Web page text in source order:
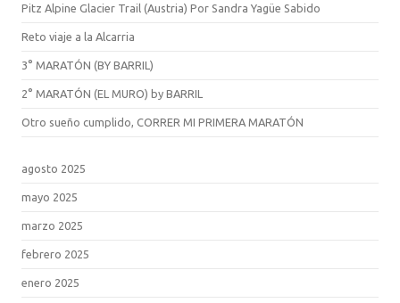
Pitz Alpine Glacier Trail (Austria) Por Sandra Yagüe Sabido
Reto viaje a la Alcarria
3° MARATÓN (BY BARRIL)
2° MARATÓN (EL MURO) by BARRIL
Otro sueño cumplido, CORRER MI PRIMERA MARATÓN
agosto 2025
mayo 2025
marzo 2025
febrero 2025
enero 2025